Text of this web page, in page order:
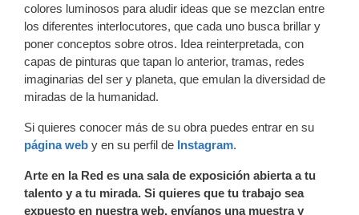
colores luminosos para aludir ideas que se mezclan entre
los diferentes interlocutores, que cada uno busca brillar y
poner conceptos sobre otros. Idea reinterpretada, con
capas de pinturas que tapan lo anterior, tramas, redes
imaginarias del ser y planeta, que emulan la diversidad de
miradas de la humanidad.
Si quieres conocer más de su obra puedes entrar en su
página web y en su perfil de Instagram.
Arte en la Red es una sala de exposición abierta a tu
talento y a tu mirada. Si quieres que tu trabajo sea
expuesto en nuestra web, envíanos una muestra y